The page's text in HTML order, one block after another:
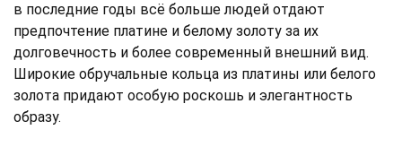
в последние годы всё больше людей отдают
предпочтение платине и белому золоту за их
долговечность и более современный внешний вид.
Широкие обручальные кольца из платины или белого
золота придают особую роскошь и элегантность
образу.